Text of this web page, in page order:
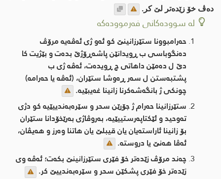
ده‌ڤ خۆ زێده‌تر لێ كر.
لە سوودەکانی فەرموودەکە
حه‌رامبوونا ستێرزانینێ كو ئه‌و ژی ئه‌ڤه‌یه‌ مرۆڤ
ده‌نگوباسی ب ڕویدانێن پاشه‌ڕۆژێ بده‌ت و بێژیت كا
دێ ل ده‌مێن داهاتی چ ڕویده‌ت، ئه‌ڤه‌ ژی ب
پشتبه‌ستن ل سه‌ر ڕه‌وشا ستێران، (ئه‌ڤه‌ یا حه‌رامه‌)
چونكی ژ بانگه‌شه‌كرنا زانینا غه‌یبێیه‌.
ستێرزانینا حه‌رام ژ جۆرێن سحر و سێره‌به‌ندییێیه‌ كو دژی
ته‌وحید و ئێكتاپه‌رستییێیه‌، به‌روڤاژی به‌رێخۆدانا ستێران
بۆ زانینا ئاراسته‌یان یان قیبلێ یان هاتنا وه‌رز و هه‌یڤان،
ئه‌ڤا هه‌نێ یا دروسته‌.
چه‌ند مرۆڤ زێده‌تر خۆ فێری ستێرزانینێ بكه‌ت؛ ئه‌ڤه‌ وی
زێده‌تر خۆ فێری پشكێن سحر و سێره‌به‌ندییێ كر.